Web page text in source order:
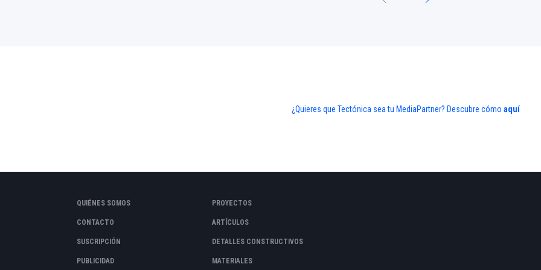
¿Quieres que Tectónica sea tu MediaPartner? Descubre cómo aquí
QUIÉNES SOMOS
CONTACTO
SUSCRIPCIÓN
PUBLICIDAD
PROYECTOS
ARTÍCULOS
DETALLES CONSTRUCTIVOS
MATERIALES